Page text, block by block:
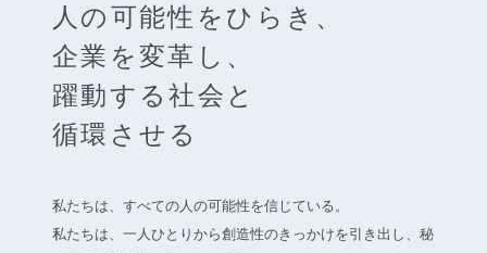
人の可能性をひらき、
企業を変革し、
躍動する社会と
循環させる
私たちは、すべての人の可能性を信じている。
私たちは、一人ひとりから創造性のきっかけを引き出し、 秘